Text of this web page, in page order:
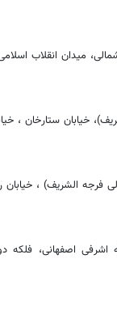
میدان انقلاب
ستارخان ،
الشریف) ، خیابان
اشرفی اصفهانی،